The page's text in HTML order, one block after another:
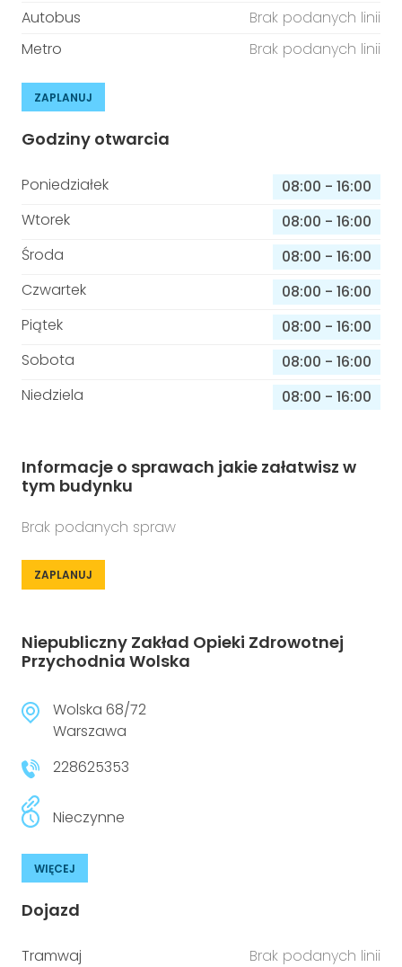
Autobus
Brak podanych linii
Metro
Brak podanych linii
ZAPLANUJ
Godziny otwarcia
Poniedziałek 08:00 - 16:00
Wtorek
08:00 - 16:00
Środa
08:00 - 16:00
Czwartek
08:00 - 16:00
Piątek
08:00 - 16:00
Sobota
08:00 - 16:00
Niedziela
08:00 - 16:00
Informacje o sprawach jakie załatwisz w
tym budynku
Brak podanych spraw
ZAPLANUJ
Niepubliczny Zakład Opieki Zdrowotnej
Przychodnia Wolska
Wolska 68/72
Warszawa
228625353
Nieczynne
WIĘCEJ
Dojazd
Tramwaj
Brak podanych linii